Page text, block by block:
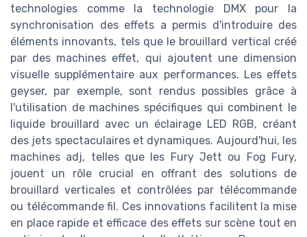
technologies comme la technologie DMX pour la
synchronisation des effets a permis d'introduire des
éléments innovants, tels que le brouillard vertical créé
par des machines effet, qui ajoutent une dimension
visuelle supplémentaire aux performances. Les effets
geyser, par exemple, sont rendus possibles grâce à
l'utilisation de machines spécifiques qui combinent le
liquide brouillard avec un éclairage LED RGB, créant
des jets spectaculaires et dynamiques. Aujourd'hui, les
machines adj, telles que les Fury Jett ou Fog Fury,
jouent un rôle crucial en offrant des solutions de
brouillard verticales et contrôlées par télécommande
ou télécommande fil. Ces innovations facilitent la mise
en place rapide et efficace des effets sur scène tout en